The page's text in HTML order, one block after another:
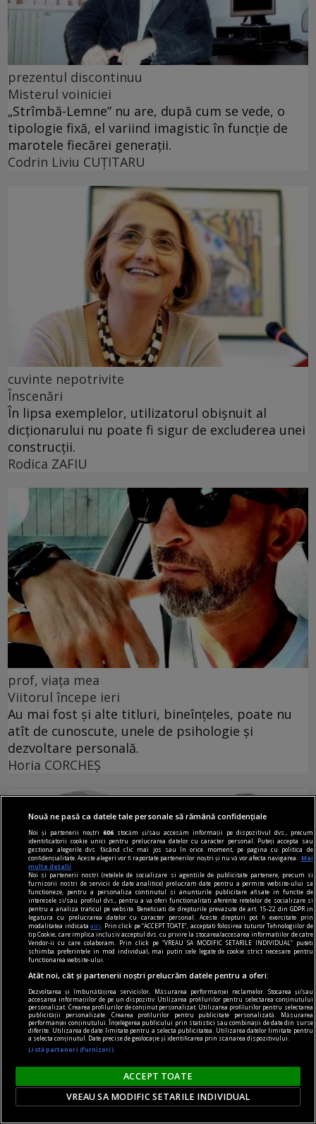
prezentul discontinuu
Misterul voiniciei
„Strîmbă-Lemne” nu are, după cum se vede, o
tipologie fixă, el variind imagistic în funcţie de
marotele fiecărei generaţii.
Codrin Liviu CUŢITARU
cuvinte nepotrivite
Înscenări
În lipsa exemplelor, utilizatorul obișnuit al
dicționarului nu poate fi sigur de excluderea unei
construcții.
Rodica ZAFIU
prof, viața mea
Viitorul începe ieri
Au mai fost și alte titluri, bineînțeles, poate nu
atît de cunoscute, unele de psihologie și
dezvoltare personală.
Horia CORCHEŞ
la fața timpului
Pletele celeste ale Stăpînului Planetelor
Cel puţin aceasta a fost informaţia care s-a
transmis în timp.
Nouă ne pasă ca datele tale personale să rămână confidențiale
Noi și partenerii noștri606 stocăm și/sau accesăm informații pe dispozitivul dvs., precum
identificatorii cookie unici pentru prelucrarea datelor cu caracter personal. Puteți accepta sau
gestiona alegerile dvs. făcând clic mai jos sau în orice moment, pe pagina cu politica de
confidențialitate. Aceste alegeri vor fi raportate partenerilor noștri și nu vă vor afecta navigarea.
Mai
multe detalii
Noi si partenerii nostri (retelele de socializare si agentiile de publicitate partenere, precum si
furnizorii nostri de servicii de date analitice) prelucram date pentru a permite website-ului sa
functioneze, pentru a personaliza continutul si anunturile publicitare afisate in functie de
interesele si/sau profilul dvs., pentru a va oferi functionalitati aferente retelelor de socializare si
pentru a analiza traficul pe website. Beneficiati de drepturile prevazute de art. 15-22 din GDPR in
legatura cu prelucrarea datelor cu caracter personal. Aceste drepturi pot fi exercitate prin
modalitatea indicataaici
. Prin click pe “ACCEPT TOATE”, acceptati folosirea tuturor Tehnologiilor de
tip Cookie, care implica inclusiv acceptul dvs. cu privire la stocarea/accesarea informatiilor de catre
Vendor-ii cu care colaboram. Prin click pe “VREAU SA MODIFIC SETARILE INDIVIDUAL” puteti
schimba preferintele in mod individual, mai putin cele legate de cookie strict necesare pentru
functionarea website-ului.
Atât noi, cât și partenerii noștri prelucrăm datele pentru a oferi:
Dezvoltarea și îmbunătățirea serviciilor. Măsurarea performanței reclamelor. Stocarea și/sau
accesarea informațiilor de pe un dispozitiv. Utilizarea profilurilor pentru selectarea conținutului
personalizat. Crearea profilurilor de conținut personalizat. Utilizarea profilurilor pentru selectarea
publicității personalizate. Crearea profilurilor pentru publicitate personalizată. Măsurarea
performanței conținutului. Înțelegerea publicului prin statistici sau combinații de date din surse
diferite. Utilizarea de date limitate pentru a selecta publicitatea. Utilizarea datelor limitate pentru
a selecta conținutul. Date precise de geolocație și identificarea prin scanarea dispozitivului.
Listă parteneri (furnizori)
ACCEPT TOATE
VREAU SA MODIFIC SETARILE INDIVIDUAL